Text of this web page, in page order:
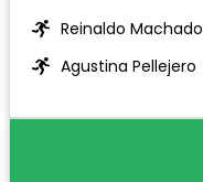
Reinaldo Machado
Agustina Pellejero